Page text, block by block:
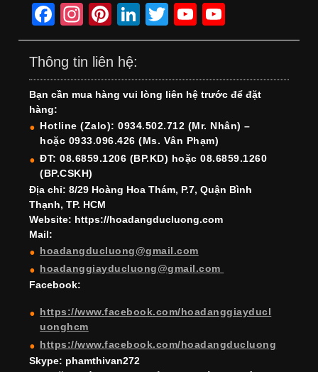
F
a
c
e
b
o
o
k
In
st
a
gr
a
m
Pi
nt
er
e
st
Li
n
e
dI
n
T
wi
er
Y
o
T
u
b
e
o
T
u
b
e
h
Thông tin liên hệ:
Bạn cần mua hàng vui lòng liên hệ trước để đặt
hàng:
Hotline (Zalo): 0934.502.712 (Mr. Nhân) –
hoặc 0933.096.426 (Ms. Vân Phạm)
ĐT: 08.6859.1206 (BP.KD) hoặc 08.6859.1260
(BP.CSKH)
Địa chỉ: 8/29 Hoàng Hoa Thám, P.7, Quận Bình
Thạnh, TP. HCM
Website: https://hoadangducluong.com
Mail:
hoadangducluong@gmail.com
hoadanggiayducluong@gmail.com
Facebook:
https://www.facebook.com/hoadanggiayducl
uonghcm
https://www.facebook.com/hoadangducluong
Skype: phamthivan272